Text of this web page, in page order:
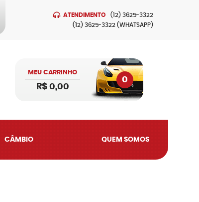
ATENDIMENTO (12) 3625-3322
(12) 3625-3322 (WHATSAPP)
MEU CARRINHO
0
R$ 0,00
CÂMBIO QUEM SOMOS